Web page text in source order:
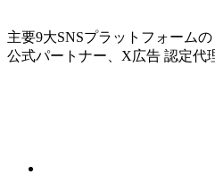
主要9大SNSプラットフォームの
公式パートナー、X広告 認定代